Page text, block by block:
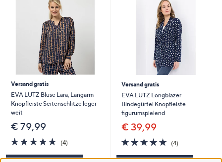
Versand gratis
EVA LUTZ Bluse Lara, Langarm
Knopfleiste Seitenschlitze leger
weit
€ 79,99
4.8
von
5
(4)
Versand gratis
EVA LUTZ Longblazer
Bindegürtel Knopfleiste
figurumspielend
€ 39,99
4.8
von
5
(4)